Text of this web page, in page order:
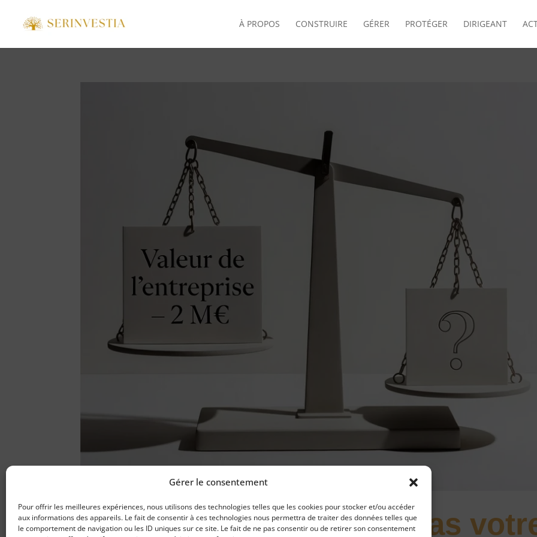
Gérer le consentement
Pour offrir les meilleures expériences, nous utilisons des technologies telles que les cookies pour stocker et/ou accéder
aux informations des appareils. Le fait de consentir à ces technologies nous permettra de traiter des données telles que
le comportement de navigation ou les ID uniques sur ce site. Le fait de ne pas consentir ou de retirer son consentement
À PROPOS CONSTRUIRE GÉRER PROTÉGER DIRIGEANT
Votre entreprise n’est pas